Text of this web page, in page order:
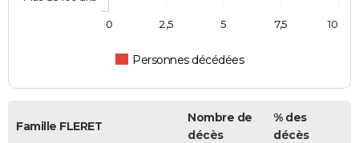
Personnes décédées
0 10
2,5 5 7,5
Famille FLERET
Nombre de
décès
% des
décès